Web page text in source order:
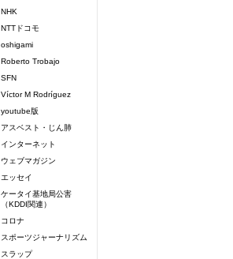
NHK
NTTドコモ
oshigami
Roberto Trobajo
SFN
Víctor M Rodríguez
youtube版
アスベスト・じん肺
インターネット
ウェブマガジン
エッセイ
ケータイ基地局公害
（KDDI関連）
コロナ
スポーツジャーナリズム
スラップ